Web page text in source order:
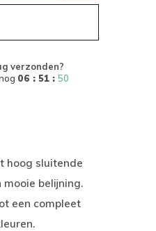
verzonden?
06 : 51 : 49
hoog sluitende
belijning.
een compleet